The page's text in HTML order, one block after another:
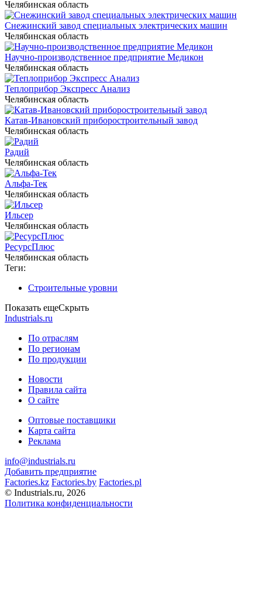
Челябинская область
Снежинский завод специальных электрических машин
Челябинская область
Научно-производственное предприятие Медикон
Челябинская область
Теплоприбор Экспресс Анализ
Челябинская область
Катав-Ивановский приборостроительный завод
Челябинская область
Радий
Челябинская область
Альфа-Тек
Челябинская область
Ильсер
Челябинская область
РесурсПлюс
Челябинская область
Теги:
Строительные уровни
Показать ещеСкрыть
Industrials.ru
По отраслям
По регионам
По продукции
Новости
Правила сайта
О сайте
Оптовые поставщики
Карта сайта
Реклама
info@industrials.ru
Добавить предприятие
Factories.kz Factories.by Factories.pl
© Industrials.ru, 2026
Политика конфиденциальности